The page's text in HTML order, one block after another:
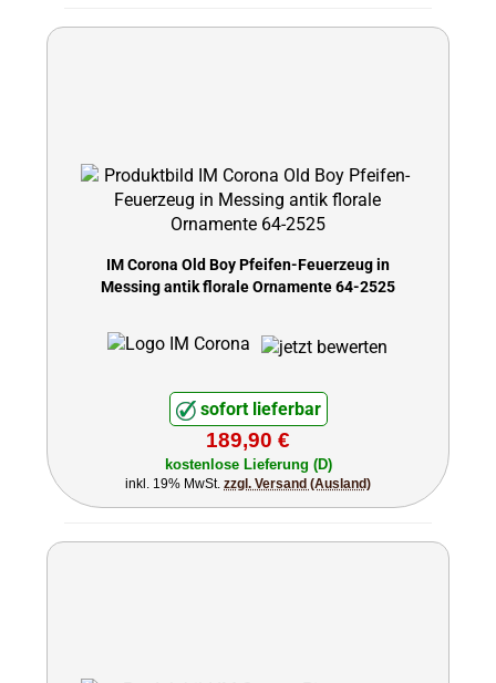
IM Corona Old Boy Pfeifen-Feuerzeug in
Messing antik florale Ornamente 64-2525
sofort lieferbar
189,90 €
kostenlose Lieferung (D)
inkl. 19% MwSt. zzgl. Versand (Ausland)